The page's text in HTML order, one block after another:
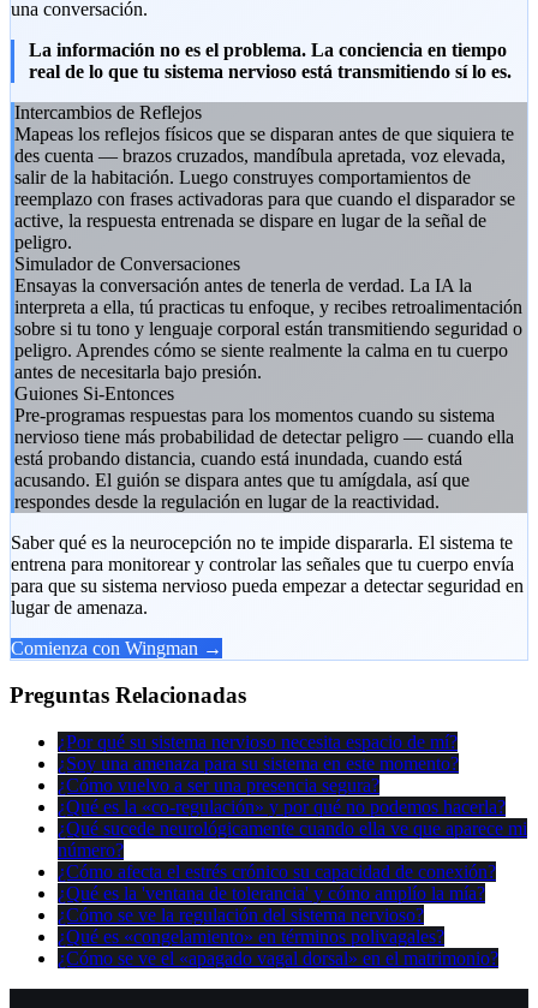
una conversación.
La información no es el problema. La conciencia en tiempo
real de lo que tu sistema nervioso está transmitiendo sí lo es.
Intercambios de Reflejos
Mapeas los reflejos físicos que se disparan antes de que siquiera te
des cuenta — brazos cruzados, mandíbula apretada, voz elevada,
salir de la habitación. Luego construyes comportamientos de
reemplazo con frases activadoras para que cuando el disparador se
active, la respuesta entrenada se dispare en lugar de la señal de
peligro.
Simulador de Conversaciones
Ensayas la conversación antes de tenerla de verdad. La IA la
interpreta a ella, tú practicas tu enfoque, y recibes retroalimentación
sobre si tu tono y lenguaje corporal están transmitiendo seguridad o
peligro. Aprendes cómo se siente realmente la calma en tu cuerpo
antes de necesitarla bajo presión.
Guiones Si-Entonces
Pre-programas respuestas para los momentos cuando su sistema
nervioso tiene más probabilidad de detectar peligro — cuando ella
está probando distancia, cuando está inundada, cuando está
acusando. El guión se dispara antes que tu amígdala, así que
respondes desde la regulación en lugar de la reactividad.
Saber qué es la neurocepción no te impide dispararla. El sistema te
entrena para monitorear y controlar las señales que tu cuerpo envía
para que su sistema nervioso pueda empezar a detectar seguridad en
lugar de amenaza.
Comienza con Wingman →
Preguntas Relacionadas
¿Por qué su sistema nervioso necesita espacio de mí?
¿Soy una amenaza para su sistema en este momento?
¿Cómo vuelvo a ser una presencia segura?
¿Qué es la «co-regulación» y por qué no podemos hacerla?
¿Qué sucede neurológicamente cuando ella ve que aparece mi
número?
¿Cómo afecta el estrés crónico su capacidad de conexión?
¿Qué es la 'ventana de tolerancia' y cómo amplío la mía?
¿Cómo se ve la regulación del sistema nervioso?
¿Qué es «congelamiento» en términos polivagales?
¿Cómo se ve el «apagado vagal dorsal» en el matrimonio?